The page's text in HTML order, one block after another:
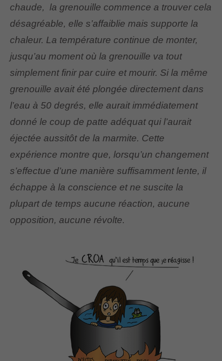
chaude, la grenouille commence a trouver cela
désagréable, elle s’affaiblie mais supporte la
chaleur. La température continue de monter,
jusqu’au moment où la grenouille va tout
simplement finir par cuire et mourir. Si la même
grenouille avait été plongée directement dans
l’eau à 50 degrés, elle aurait immédiatement
donné le coup de patte adéquat qui l’aurait
éjectée aussitôt de la marmite. Cette
expérience montre que, lorsqu’un changement
s’effectue d’une manière suffisamment lente, il
échappe à la conscience et ne suscite la
plupart de temps aucune réaction, aucune
opposition, aucune révolte.